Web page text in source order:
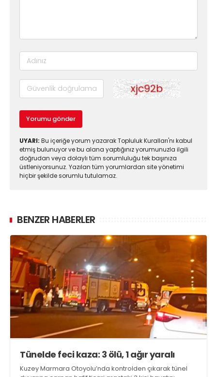
Yorumu gönder
UYARI: Bu içeriğe yorum yazarak Topluluk Kuralları'nı kabul
etmiş bulunuyor ve bu alana yaptığınız yorumunuzla ilgili
doğrudan veya dolaylı tüm sorumluluğu tek başınıza
üstleniyorsunuz. Yazılan tüm yorumlardan site yönetimi
hiçbir şekilde sorumlu tutulamaz.
BENZER HABERLER
Tünelde feci kaza: 3 ölü, 1 ağır yaralı
Kuzey Marmara Otoyolu’nda kontrolden çıkarak tünel